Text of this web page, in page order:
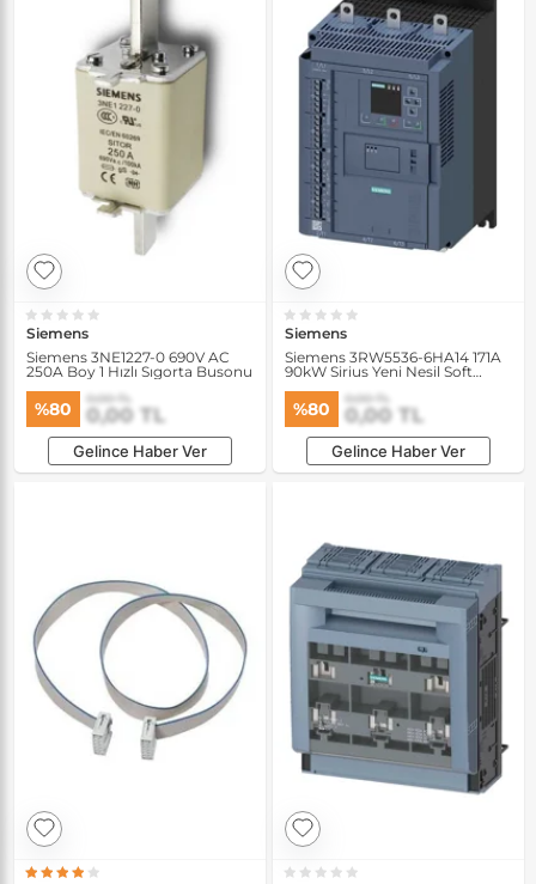
Siemens
Siemens 3NE1227-0 690V AC
250A Boy 1 Hızlı Sıgorta Busonu
%80 0,00 TL
0,00 TL
Gelince Haber Ver
Siemens
Siemens 3RW5536-6HA14 171A
90kW Sirius Yeni Nesil Soft
%80 0,00 TL
0,00 TL
Gelince Haber Ver